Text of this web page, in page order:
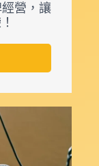
營，讓